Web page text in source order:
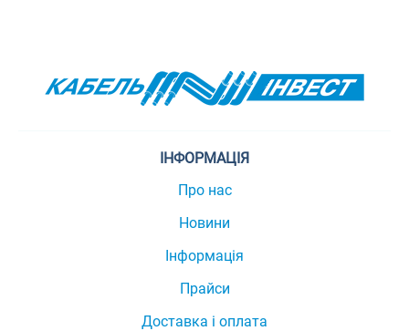
ІНФОРМАЦІЯ
Про нас
Новини
Інформація
Прайси
Доставка і оплата